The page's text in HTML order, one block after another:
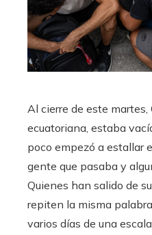
Al cierre de este martes,
ecuatoriana, estaba
poco empezó a estallar
gente que pasaba y
Quienes han salido de
repiten la misma
varios días de una